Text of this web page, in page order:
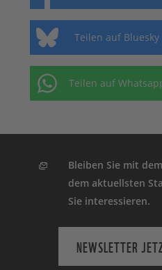
Teilen auf Bluesky
Teilen auf
Bleiben Sie mit
dem aktuellsten
Sie interessieren.
NEWSLETTER